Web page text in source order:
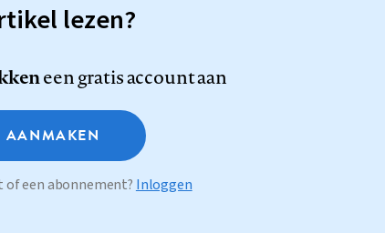
lezen?
een gratis account aan
of een abonnement? Inloggen